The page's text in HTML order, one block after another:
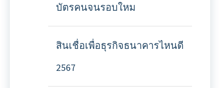
บัตรคนจนรอบใหม
สินเชื่อเพื่อธุรกิจธนาคารไหนดี
2567